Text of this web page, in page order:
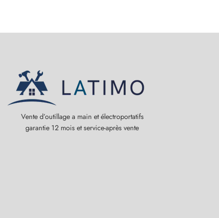
Vente d’outillage a main et électroportatifs
garantie 12 mois et service-après vente